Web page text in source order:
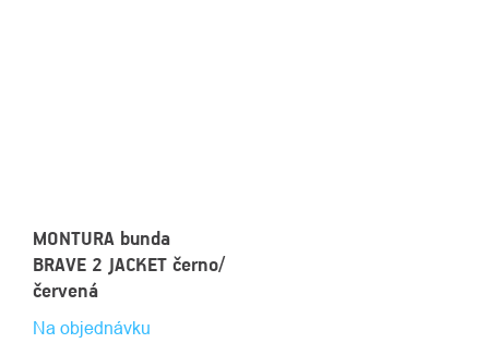
MONTURA bunda
BRAVE 2 JACKET černo/
červená
Na objednávku